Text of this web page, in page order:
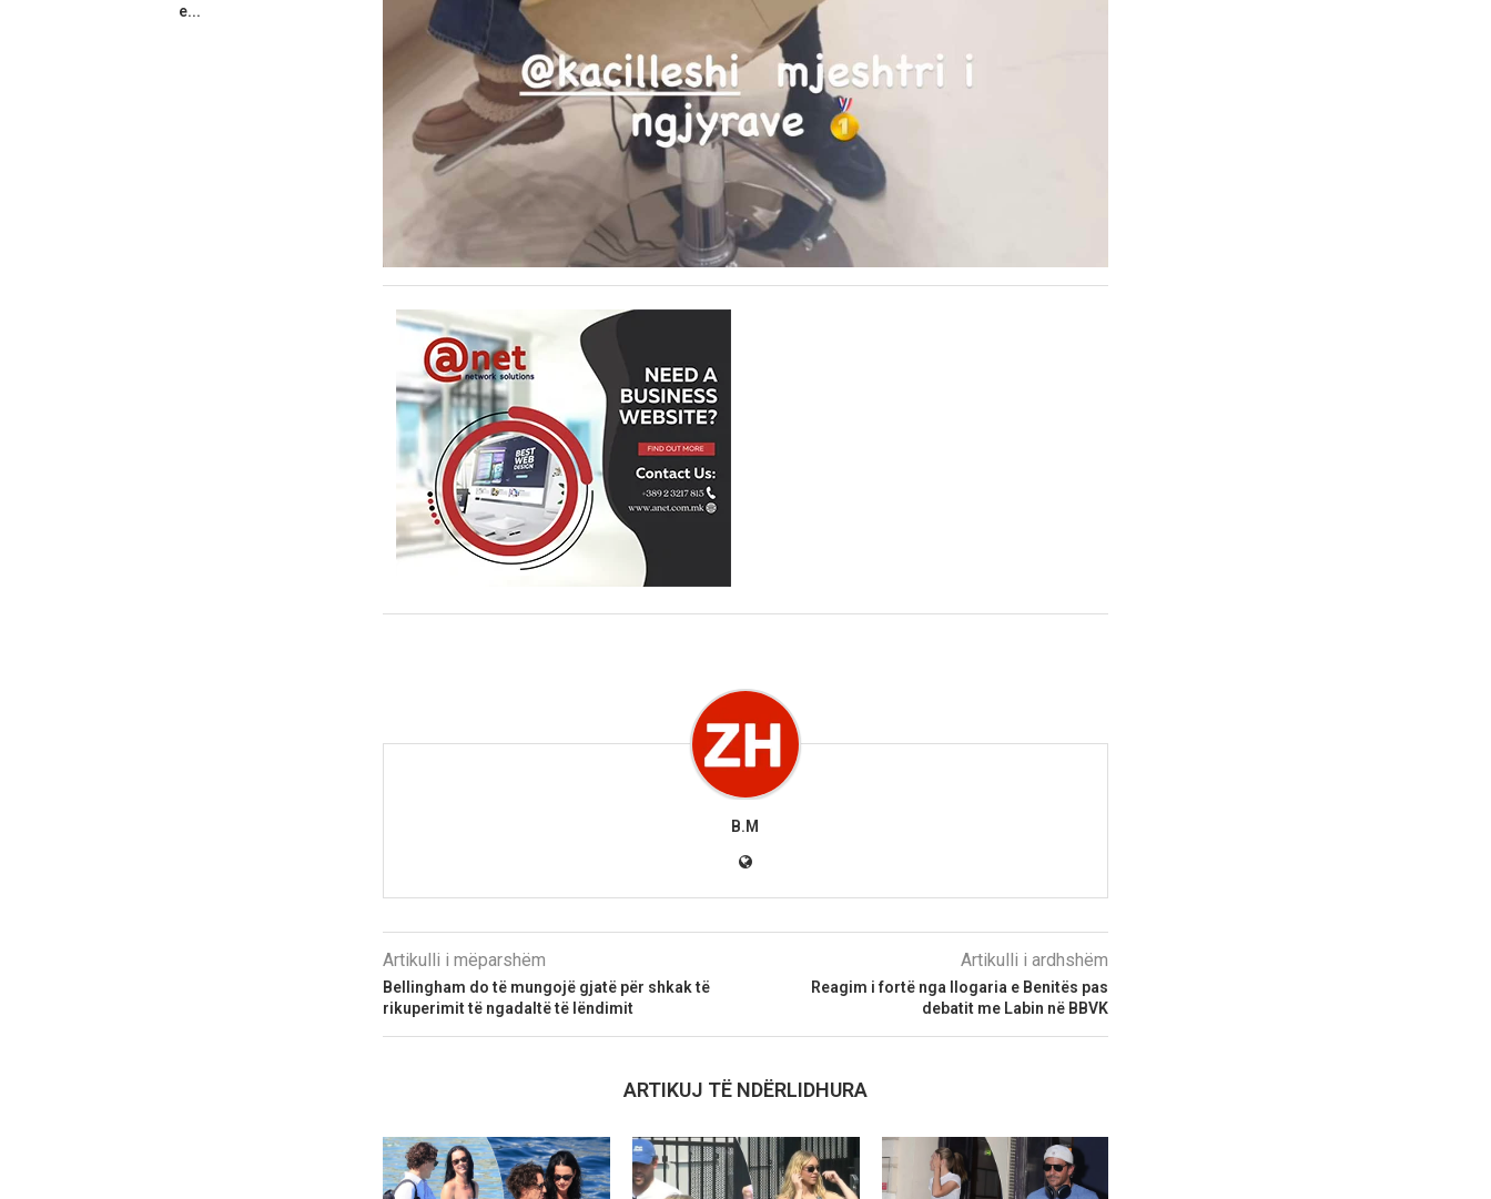
B.M
Artikulli i mëparshëm
Bellingham do të mungojë gjatë për shkak të
rikuperimit të ngadaltë të lëndimit
Artikulli i ardhshëm
Reagim i fortë nga llogaria e Benitës pas
debatit me Labin në BBVK
ARTIKUJ TË NDËRLIDHURA
e...